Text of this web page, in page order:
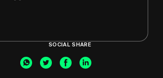
SOCIAL SHARE